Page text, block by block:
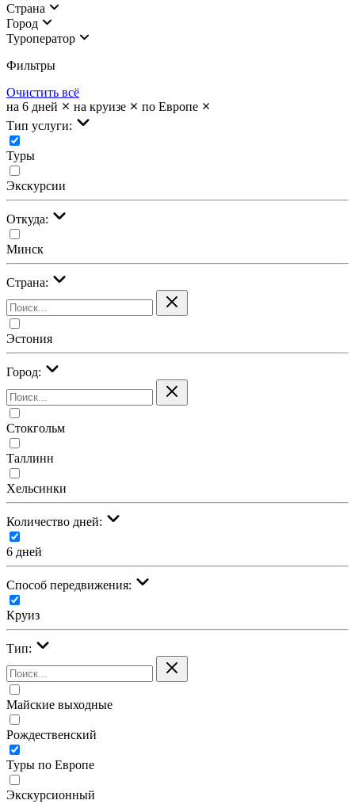
Страна
Город
Туроператор
Фильтры
Очистить всё
на 6 дней
на круизе
по Европе
Тип услуги:
Туры
Экскурсии
Откуда:
Минск
Страна:
Эстония
Город:
Стокгольм
Таллинн
Хельсинки
Количество дней:
6 дней
Cпособ передвижения:
Круиз
Тип:
Майские выходные
Рождественский
Туры по Европе
Экскурсионный